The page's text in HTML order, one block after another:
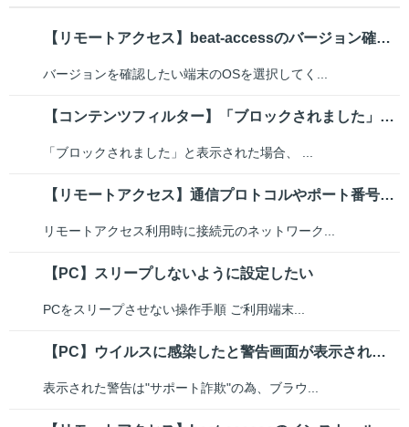
【リモートアクセス】beat-accessのバージョン確認と最新バージョン...
バージョンを確認したい端末のOSを選択してく...
【コンテンツフィルター】「ブロックされました」と表示され、Webページが閲...
「ブロックされました」と表示された場合、 ...
【リモートアクセス】通信プロトコルやポート番号について
リモートアクセス利用時に接続元のネットワーク...
【PC】スリープしないように設定したい
PCをスリープさせない操作手順 ご利用端末...
【PC】ウイルスに感染したと警告画面が表示されました
表示された警告は"サポート詐欺"の為、ブラウ...